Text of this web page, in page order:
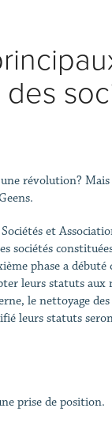
révolution?
et
sociétés
phase a
leurs statuts aux
le nettoyage
leurs statuts
prise de position.